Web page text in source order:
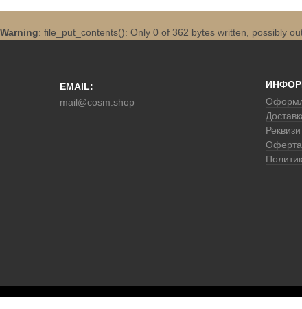
Warning: file_put_contents(): Only 0 of 362 bytes written, possibly
EMAIL:
mail@cosm.shop
Оферта